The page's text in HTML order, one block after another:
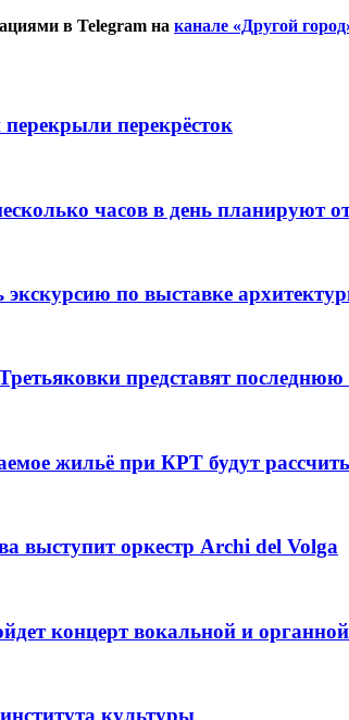
в Telegram на канале «Другой
перекрёсток
часов в день планируют
экскурсию по выставке
представят
жильё при КРТ будут
выступит оркестр Archi del Volga
концерт вокальной и
культуры